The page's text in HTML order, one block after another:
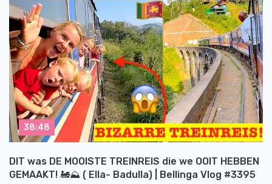
DIT was DE MOOISTE TREINREIS die we OOIT HEBBEN
GEMAAKT! 🚂⛰️ ( Ella- Badulla) | Bellinga Vlog #3395
38:48